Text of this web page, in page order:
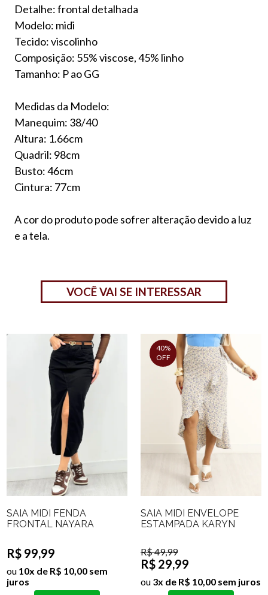
Detalhe: frontal detalhada
Modelo: midi
Tecido: viscolinho
Composição: 55% viscose, 45% linho
Tamanho: P ao GG
Medidas da Modelo:
Manequim: 38/40
Altura: 1.66cm
Quadril: 98cm
Busto: 46cm
Cintura: 77cm
A cor do produto pode sofrer alteração devido a luz
e a tela.
VOCÊ VAI SE INTERESSAR
SAIA MIDI FENDA
FRONTAL NAYARA
R$ 99,99
ou 10x de R$ 10,00 sem
juros
40%
OFF
SAIA MIDI ENVELOPE
ESTAMPADA KARYN
R$ 49,99
R$ 29,99
ou 3x de R$ 10,00 sem juros